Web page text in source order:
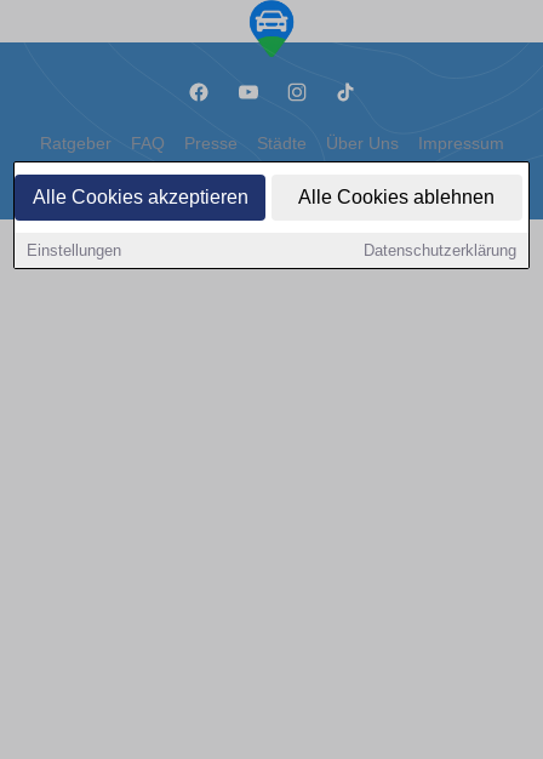
Alle Cookies akzeptieren Alle Cookies ablehnen
Einstellungen Datenschutzerklärung
Ratgeber FAQ Presse Städte Über Uns Impressum
Datenschutz Cookies
Copyright © 2000 - 2026 | 1A Infosysteme GmbH | Content by: 1a-sites-autos